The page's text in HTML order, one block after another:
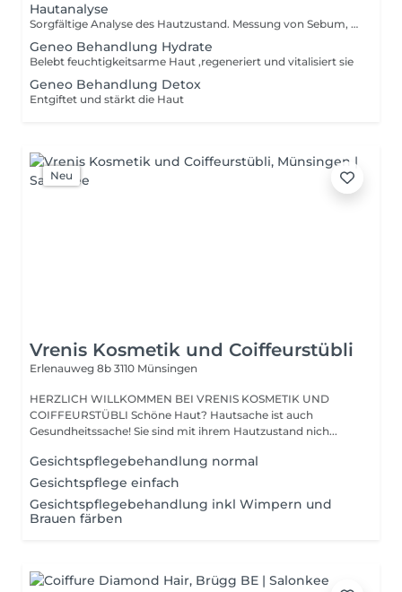
Hautanalyse
Sorgfältige Analyse des Hautzustand. Messung von Sebum, Poren, Melanin, Akne, Falten und Sensibilität. Individuelle Behandlungs- und Pflegeprodukte Empfehlungen.
Geneo Behandlung Hydrate
Belebt feuchtigkeitsarme Haut ,regeneriert und vitalisiert sie
Geneo Behandlung Detox
Entgiftet und stärkt die Haut
Neu
Vrenis Kosmetik und Coiffeurstübli
Erlenauweg 8b 3110 Münsingen
HERZLICH WILLKOMMEN BEI VRENIS KOSMETIK UND
COIFFEURSTÜBLI Schöne Haut? Hautsache ist auch
Gesundheitssache! Sie sind mit ihrem Hautzustand nich...
Gesichtspflegebehandlung normal
Gesichtspflege einfach
Gesichtspflegebehandlung inkl Wimpern und
Brauen färben